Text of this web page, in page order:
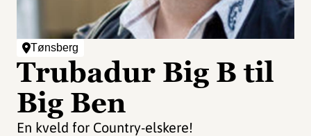
Tønsberg
Trubadur Big B til
Big Ben
En kveld for Country-elskere!